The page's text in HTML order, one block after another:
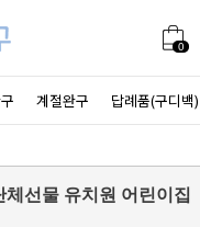
0
계절완구 답례품(구디백)
선물 유치원 어린이집